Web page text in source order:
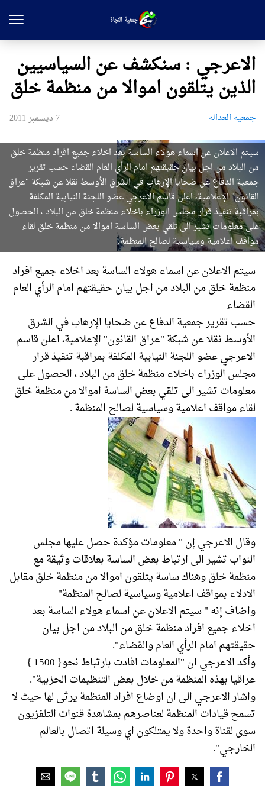
الاعرجي : سنكشف عن السياسيين
الذين يتلقون اموالا من منظمة خلق
جمعیه العداله 7 ديسمبر 2011
سيتم الاعلان عن اسماء هولاء الساسة بعد اخلاء جميع افراد منظمة خلق
من البلاد من اجل بيان حقيقتهم امام الرأي العام القضاء حسب تقرير
جمعية الدفاع عن ضحايا الإرهاب في الشرق الأوسط نقلا عن شبكة "عراق
القانون" الإعلامية، اعلن قاسم الاعرجي عضو اللجنة النيابية المكلفة
بمراقبة تنفيذ قرار مجلس الوزراء باخلاء منظمة خلق من البلاد ، الحصول
على معلومات تشير الى تلقي بعض الساسة اموالا من منظمة خلق لقاء
مواقف اعلامية وسياسية لصالح المنظمة.
سيتم الاعلان عن اسماء هولاء الساسة بعد اخلاء جميع افراد
منظمة خلق من البلاد من اجل بيان حقيقتهم امام الرأي العام
القضاء
حسب تقرير جمعية الدفاع عن ضحايا الإرهاب في الشرق
الأوسط نقلا عن شبكة "عراق القانون" الإعلامية، اعلن قاسم
الاعرجي عضو اللجنة النيابية المكلفة بمراقبة تنفيذ قرار
مجلس الوزراء باخلاء منظمة خلق من البلاد ، الحصول على
معلومات تشير الى تلقي بعض الساسة اموالا من منظمة خلق
لقاء مواقف اعلامية وسياسية لصالح المنظمة .
وقال الاعرجي إن " معلومات مؤكدة حصل عليها مجلس
النواب تشير الى ارتباط بعض الساسة بعلاقات وثيقة مع
منظمة خلق وهناك ساسة يتلقون اموالا من منظمة خلق مقابل
الادلاء بمواقف اعلامية وسياسية لصالح المنظمة"
واضاف إنه " سيتم الاعلان عن اسماء هولاء الساسة بعد
اخلاء جميع افراد منظمة خلق من البلاد من اجل بيان
حقيقتهم امام الرأي العام والقضاء".
وأكد الاعرجي ان "المعلومات افادت بارتباط نحو{ 1500 }
عراقيا بهذه المنظمة من خلال بعض التنظيمات الحزبية".
واشار الاعرجي الى ان اوضاع افراد المنظمة يرثى لها حيث لا
تسمح قيادات المنظمة لعناصرهم بمشاهدة قنوات التلفزيون
سوى لقناة واحدة ولا يمتلكون اي وسيلة اتصال بالعالم
الخارجي".